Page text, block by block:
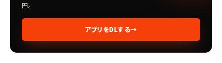
円。
アプリをDLする→